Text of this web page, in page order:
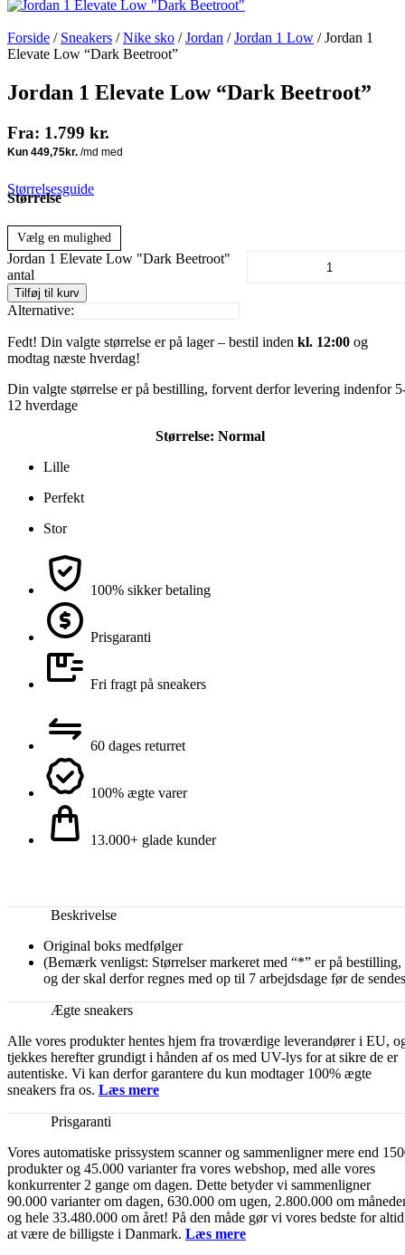
Forside / Sneakers /Nike sko /Jordan /Jordan 1 Low / Jordan 1
Elevate Low “Dark Beetroot”
Jordan 1 Elevate Low “Dark Beetroot”
Fra: 1.799 kr.
Størrelsesguide
Størrelse
Vælg en mulighed
Jordan 1 Elevate Low "Dark Beetroot"
antal
Tilføj til kurv
Alternative:
Fedt! Din valgte størrelse er på lager – bestil inden kl. 12:00 og
modtag næste hverdag!
Din valgte størrelse er på bestilling, forvent derfor levering indenfor
12 hverdage
Størrelse: Normal
Lille
Perfekt
Stor
100% sikker betaling
Prisgaranti
Fri fragt på sneakers
60 dages returret
100% ægte varer
13.000+ glade kunder
Beskrivelse
Original boks medfølger
(Bemærk venligst: Størrelser markeret med “*” er på bestilling,
og der skal derfor regnes med op til 7 arbejdsdage før de
Ægte sneakers
Alle vores produkter hentes hjem fra troværdige leverandører i EU,
tjekkes herefter grundigt i hånden af os med UV-lys for at sikre de er
autentiske. Vi kan derfor garantere du kun modtager 100% ægte
sneakers fra os. Læs mere
Prisgaranti
Vores automatiske prissystem scanner og sammenligner mere end
produkter og 45.000 varianter fra vores webshop, med alle vores
konkurrenter 2 gange om dagen. Dette betyder vi sammenligner
90.000 varianter om dagen, 630.000 om ugen, 2.800.000 om
og hele 33.480.000 om året! På den måde gør vi vores bedste for
at være de billigste i Danmark. Læs mere